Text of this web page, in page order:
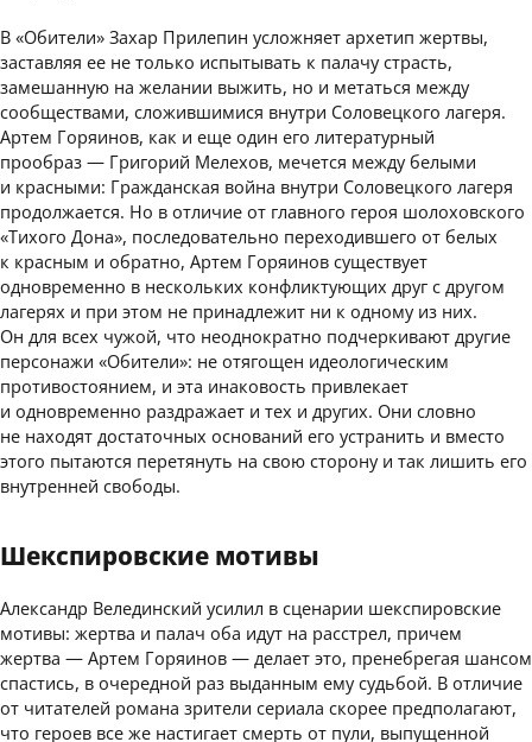
В «Обители» Захар Прилепин усложняет архетип жертвы,
заставляя ее не только испытывать к палачу страсть,
замешанную на желании выжить, но и метаться между
сообществами, сложившимися внутри Соловецкого лагеря.
Артем Горяинов, как и еще один его литературный
прообраз — Григорий Мелехов, мечется между белыми
и красными: Гражданская война внутри Соловецкого лагеря
продолжается. Но в отличие от главного героя шолоховского
«Тихого Дона», последовательно переходившего от белых
к красным и обратно, Артем Горяинов существует
одновременно в нескольких конфликтующих друг с другом
лагерях и при этом не принадлежит ни к одному из них.
Он для всех чужой, что неоднократно подчеркивают другие
персонажи «Обители»: не отягощен идеологическим
противостоянием, и эта инаковость привлекает
и одновременно раздражает и тех и других. Они словно
не находят достаточных оснований его устранить и вместо
этого пытаются перетянуть на свою сторону и так лишить его
внутренней свободы.
Шекспировские мотивы
Александр Велединский усилил в сценарии шекспировские
мотивы: жертва и палач оба идут на расстрел, причем
жертва — Артем Горяинов — делает это, пренебрегая шансом
спастись, в очередной раз выданным ему судьбой. В отличие
от читателей романа зрители сериала скорее предполагают,
что героев все же настигает смерть от пули, выпущенной